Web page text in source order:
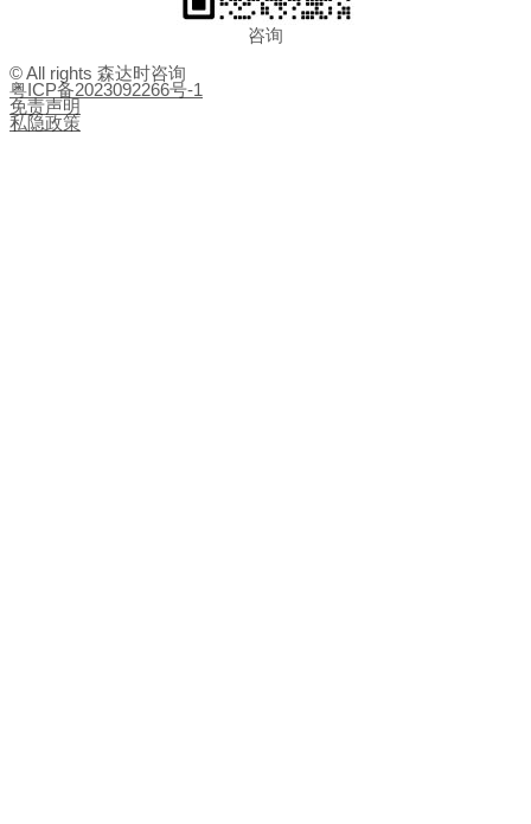
咨询
© All rights 森达时咨询
粤ICP备2023092266号-1
免责声明
私隐政策